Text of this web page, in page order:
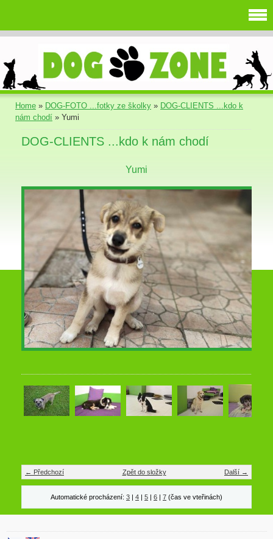
Home » DOG-FOTO ...fotky ze školky » DOG-CLIENTS ...kdo k
nám chodí » Yumi
DOG-CLIENTS ...kdo k nám chodí
Yumi
← Předchozí Další →
Zpět do složky
Automatické procházení: 3 | 4 | 5 | 6 | 7 (čas ve vteřinách)